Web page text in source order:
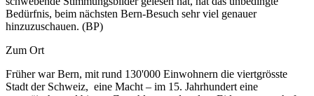
Bedürfnis, beim nächsten Bern-Besuch sehr viel genauer
hinzuzuschauen. (BP)
Zum Ort
Früher war Bern, mit rund 130'000 Einwohnern die viertgrösste
Stadt der Schweiz, eine Macht – im 15. Jahrhundert eine